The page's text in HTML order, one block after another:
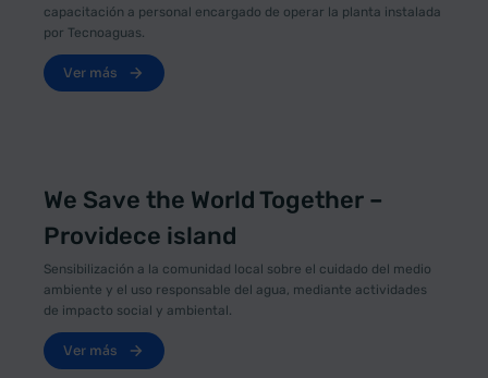
capacitación a personal encargado de operar la planta instalada
por Tecnoaguas.
Ver más
We Save the World Together –
Providece island
Sensibilización a la comunidad local sobre el cuidado del medio
ambiente y el uso responsable del agua, mediante actividades
de impacto social y ambiental.
Ver más